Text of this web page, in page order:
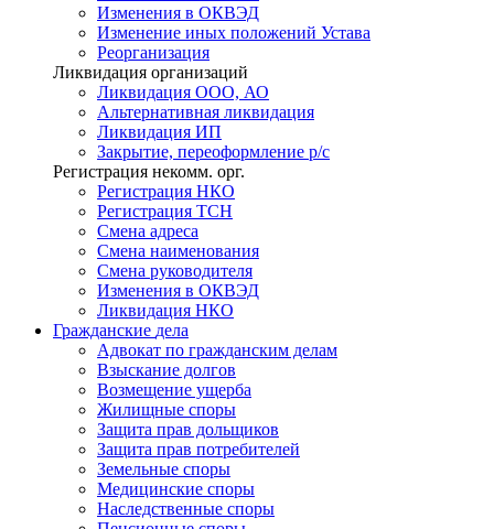
Изменения в ОКВЭД
Изменение иных положений Устава
Реорганизация
Ликвидация организаций
Ликвидация ООО, АО
Альтернативная ликвидация
Ликвидация ИП
Закрытие, переоформление р/с
Регистрация некомм. орг.
Регистрация НКО
Регистрация ТСН
Смена адреса
Смена наименования
Смена руководителя
Изменения в ОКВЭД
Ликвидация НКО
Гражданские дела
Адвокат по гражданским делам
Взыскание долгов
Возмещение ущерба
Жилищные споры
Защита прав дольщиков
Защита прав потребителей
Земельные споры
Медицинские споры
Наследственные споры